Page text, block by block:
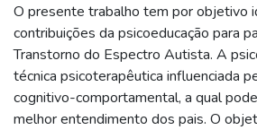
O presente trabalho tem por objetivo
contribuições da psicoeducação para
Transtorno do Espectro Autista. A
técnica psicoterapêutica influenciada
cognitivo-comportamental, a qual
melhor entendimento dos pais. O